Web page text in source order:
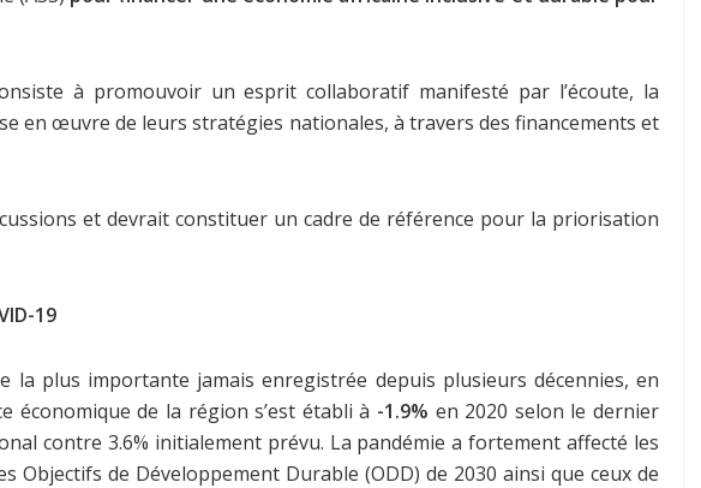
à promouvoir un esprit collaboratif manifesté par l’écoute, la
en œuvre de leurs stratégies nationales, à travers des financements et
et devrait constituer un cadre de référence pour la priorisation
19
la plus importante jamais enregistrée depuis plusieurs décennies, en
économique de la région s’est établi à -1.9% en 2020 selon le dernier
contre 3.6% initialement prévu. La pandémie a fortement affecté les
de Développement Durable (ODD) de 2030 ainsi que ceux de